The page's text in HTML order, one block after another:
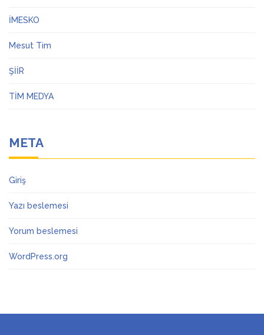
İMESKO
Mesut Tim
ŞİİR
TİM MEDYA
META
Giriş
Yazı beslemesi
Yorum beslemesi
WordPress.org